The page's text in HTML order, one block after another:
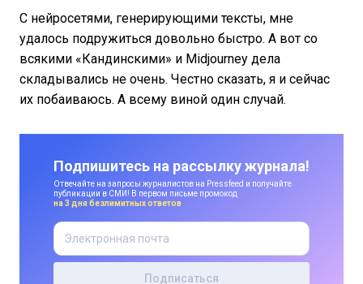
С нейросетями, генерирующими тексты, мне
удалось подружиться довольно быстро. А вот со
всякими «Кандинскими» и Midjourney дела
складывались не очень. Честно сказать, я и сейчас
их побаиваюсь. А всему виной один случай.
Подпишитесь на рассылку журнала!
Отвечайте на запросы журналистов на Pressfeed и получайте
публикации в СМИ! В первом письме промокод
на 3 дня безлимитных ответов